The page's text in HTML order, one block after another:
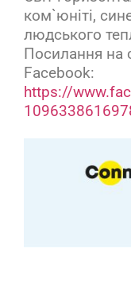
ком`юніті,
людського
Посилання на
Facebook:
https://